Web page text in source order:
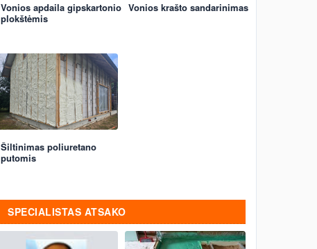
Vonios apdaila gipskartonio
plokštėmis
Vonios krašto sandarinimas
Šiltinimas poliuretano
putomis
SPECIALISTAS ATSAKO